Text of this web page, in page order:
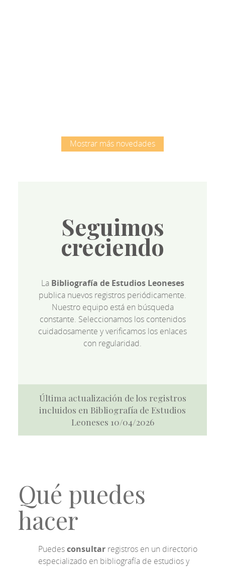
Mostrar más novedades
Seguimos
creciendo
La Bibliografía de Estudios Leoneses
publica nuevos registros periódicamente.
Nuestro equipo está en búsqueda
constante. Seleccionamos los contenidos
cuidadosamente y verificamos los enlaces
con regularidad.
Última actualización de los registros
incluidos en Bibliografía de Estudios
Leoneses 10/04/2026
Qué puedes
hacer
Puedesconsultar registros en un directorio
especializado en bibliografía de estudios y